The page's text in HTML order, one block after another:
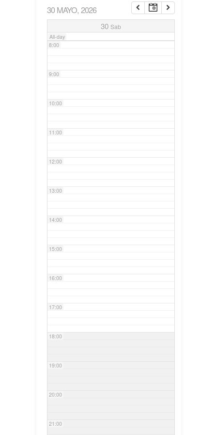
30 MAYO, 2026
30 Sab
All-day
7:00
8:00
9:00
10:00
11:00
12:00
13:00
14:00
15:00
16:00
17:00
18:00
19:00
20:00
21:00